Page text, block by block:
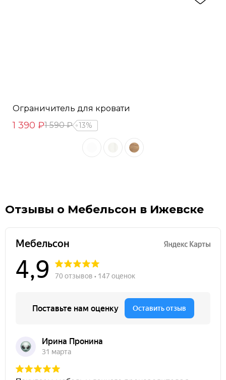
Ограничитель для кровати
1 390 ₽1 590 ₽ 13%
Отзывы о Мебельсон в Ижевске